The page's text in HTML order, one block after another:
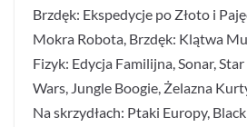
Brzdęk: Ekspedycje po Złoto i
Mokra Robota, Brzdęk: Klątwa
Fizyk: Edycja Familijna, Sonar,
Wars, Jungle Boogie, Żelazna
Na skrzydłach: Ptaki Europy,